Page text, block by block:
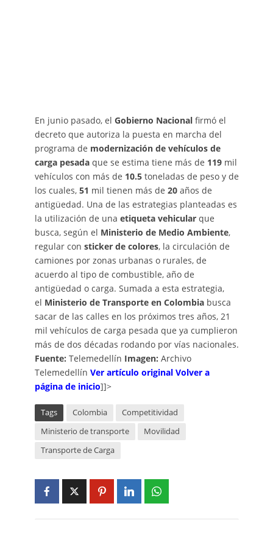
En junio pasado, el Gobierno Nacionalfirmó el
decreto que autoriza la puesta en marcha del
programa de modernización de vehículos de
carga pesadaque se estima tiene más de 119mil
vehículos con más de 10.5toneladas de peso y de
los cuales, 51 mil tienen más de 20años de
antigüedad. Una de las estrategias planteadas es
la utilización de una etiqueta vehicularque
busca, según el Ministerio de Medio Ambiente,
regular con sticker de colores, la circulación de
camiones por zonas urbanas o rurales, de
acuerdo al tipo de combustible, año de
antigüedad o carga. Sumada a esta estrategia,
el Ministerio de Transporte en Colombiabusca
sacar de las calles en los próximos tres años, 21
mil vehículos de carga pesada que ya cumplieron
más de dos décadas rodando por vías nacionales.
Fuente: Telemedellín Imagen: Archivo
Telemedellín Ver artículo original Volver a
página de inicio]]>
Tags Colombia
Competitividad
Ministerio de transporte
Movilidad
Transporte de Carga